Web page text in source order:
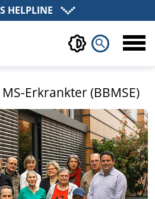
HELPLINE
search
Erkrankter (BBMSE)